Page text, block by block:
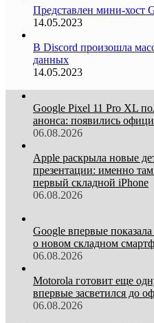
Представлен мини-хост
14.05.2023
В Discord произошла
данных
14.05.2023
Google Pixel 11 Pro XL
анонса: появились
06.08.2026
Apple раскрыла новые
презентации: именно
первый складной iPhone
06.08.2026
Google впервые
о новом складном
06.08.2026
Motorola готовит еще
впервые засветился до
06.08.2026